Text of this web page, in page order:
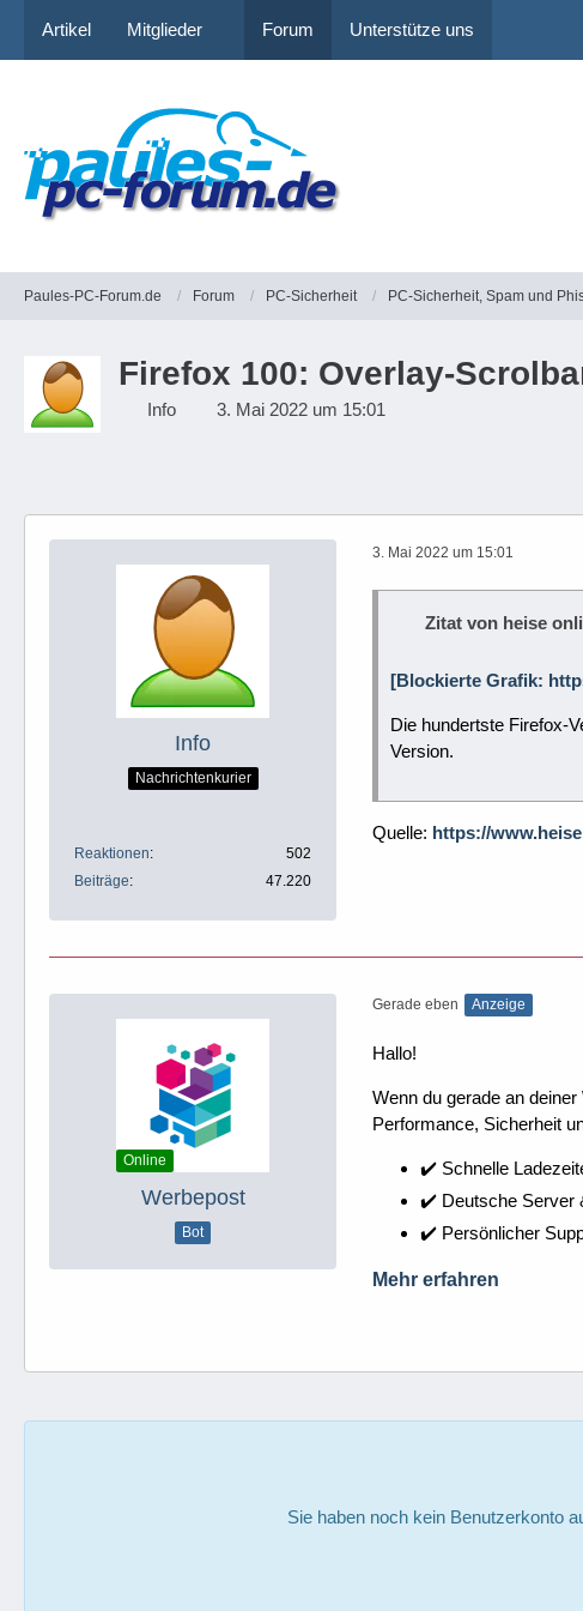
Artikel Mitglieder Forum Unterstütze uns
Paules-PC-Forum.de Forum PC-Sicherheit PC-Sicherheit, Spam und
Firefox 100: Overlay-
Info 3. Mai 2022 um 15:01
Info
Nachrichtenkurier
Reaktionen
502
Beiträge
47.220
3. Mai 2022 um 15:01
Zitat von heise
[Blockierte Grafik:
Die hundertste Firefox-
Version.
Quelle: https://
Online
Werbepost
Bot
Gerade eben Anzeige
Hallo!
Wenn du gerade an
Performance, Sicherheit
✔️ Schnelle
✔️ Deutsche Server
✔️ Persönlicher
Mehr erfahren
Sie haben noch kein Benutzerkonto